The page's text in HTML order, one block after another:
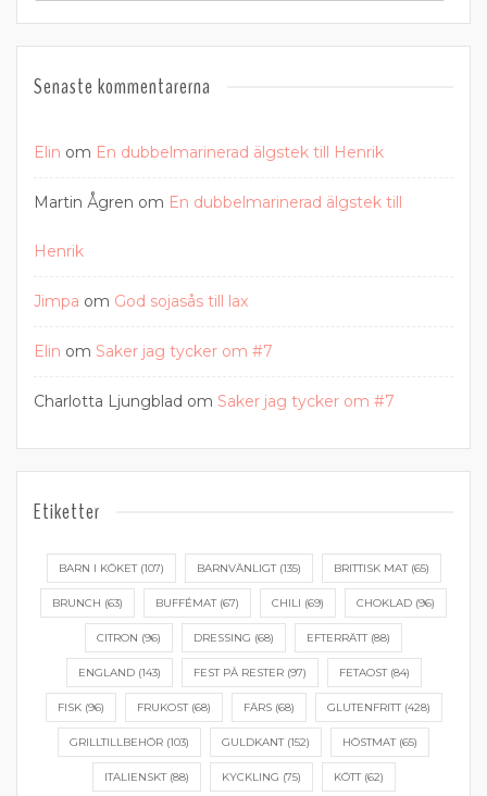
Senaste kommentarerna
Elin om En dubbelmarinerad älgstek till Henrik
Martin Ågren om En dubbelmarinerad älgstek till
Henrik
Jimpa om God sojasås till lax
Elin om Saker jag tycker om #7
Charlotta Ljungblad om Saker jag tycker om #7
Etiketter
BARN I KÖKET(107) BARNVÄNLIGT(135) BRITTISK MAT(65)
BRUNCH (63) BUFFÉMAT(67) CHILI (69) CHOKLAD (96)
CITRON (96) DRESSING (68) EFTERRÄTT(88)
ENGLAND(143) FEST PÅ RESTER(97) FETAOST(84)
FISK(96) FRUKOST(68) FÄRS(68) GLUTENFRITT(428)
GRILLTILLBEHÖR (103) GULDKANT(152) HÖSTMAT(65)
ITALIENSKT(88) KYCKLING (75) KÖTT(62)